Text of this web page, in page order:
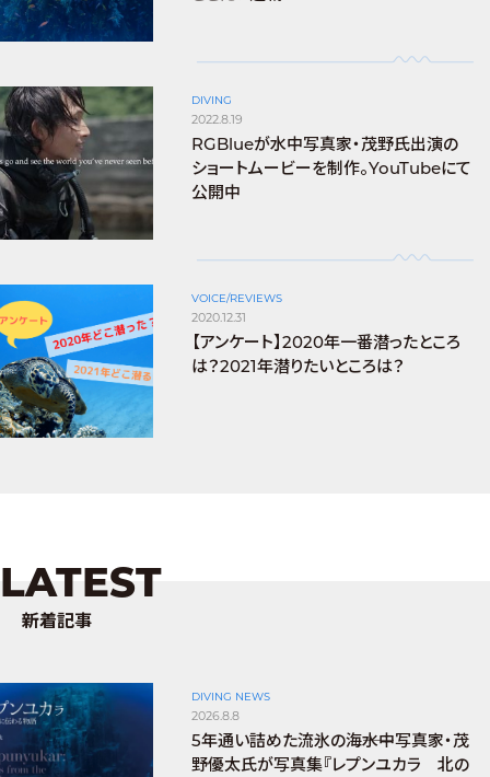
DIVING
2022.8.19
RGBlueが水中写真家・茂野氏出演の
ショートムービーを制作。YouTubeにて
公開中
VOICE/REVIEWS
2020.12.31
【アンケート】2020年一番潜ったところ
は？2021年潜りたいところは？
LATEST
新着記事
DIVING NEWS
2026.8.8
5年通い詰めた流氷の海――水中写真家・茂
野優太氏が写真集『レプンユカラ 北の